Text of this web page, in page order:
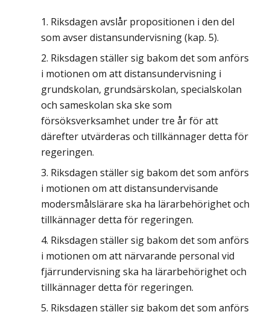
Riksdagen avslår propositionen i den del
som avser distansundervisning (kap. 5).
Riksdagen ställer sig bakom det som anförs
i motionen om att distansundervisning i
grundskolan, grundsärskolan, specialskolan
och sameskolan ska ske som
försöksverksamhet under tre år för att
därefter utvärderas och tillkännager detta för
regeringen.
Riksdagen ställer sig bakom det som anförs
i motionen om att distansundervisande
modersmålslärare ska ha lärarbehörighet och
tillkännager detta för regeringen.
Riksdagen ställer sig bakom det som anförs
i motionen om att närvarande personal vid
fjärrundervisning ska ha lärarbehörighet och
tillkännager detta för regeringen.
Riksdagen ställer sig bakom det som anförs